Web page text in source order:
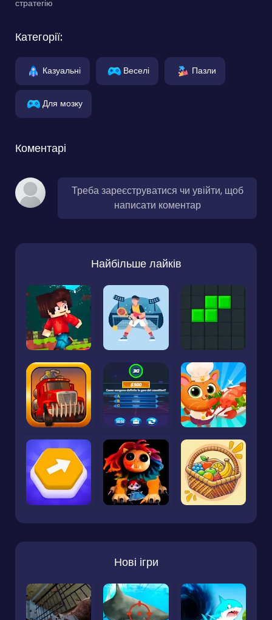
стратегію
Категорії:
Казуальні Веселі Пазли
Для мозку
Коментарі
Треба зареєструватися чи увійти, щоб
написати коментар
Найбільше лайків
Нові ігри